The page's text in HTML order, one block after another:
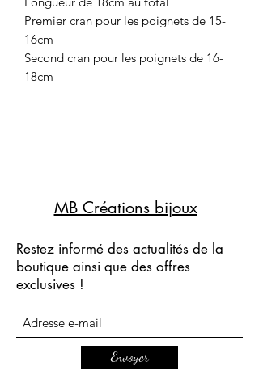
Premier cran pour les poignets de 15-
16cm
Second cran pour les poignets de 16-
18cm
MB Créations bijoux
Restez informé des actualités de la
boutique ainsi que des offres
exclusives !
Envoyer